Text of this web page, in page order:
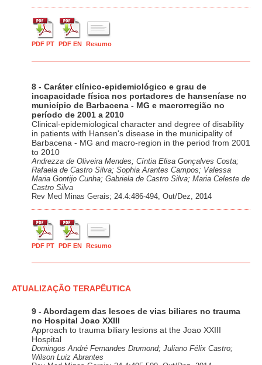
PDF PT PDF EN Resumo
8 - Caráter clínico-epidemiológico e grau de
incapacidade física nos portadores de hanseníase no
município de Barbacena - MG e macrorregião no
período de 2001 a 2010
Clinical-epidemiological character and degree of disability
in patients with Hansen's disease in the municipality of
Barbacena - MG and macro-region in the period from 2001
to 2010
Andrezza de Oliveira Mendes; Cíntia Elisa Gonçalves Costa;
Rafaela de Castro Silva; Sophia Arantes Campos; Valessa
Maria Gontijo Cunha; Gabriela de Castro Silva; Maria Celeste de
Castro Silva
Rev Med Minas Gerais; 24.4:486-494, Out/Dez, 2014
PDF PT PDF EN Resumo
ATUALIZAÇÃO TERAPÊUTICA
9 - Abordagem das lesoes de vias biliares no trauma
no Hospital Joao XXIII
Approach to trauma biliary lesions at the Joao XXIII
Hospital
Domingos André Fernandes Drumond; Juliano Félix Castro;
Wilson Luiz Abrantes